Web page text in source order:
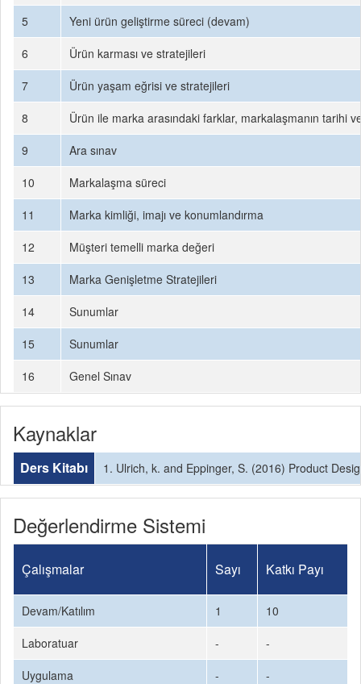
5
Yeni ürün geliştirme süreci (devam)
6
Ürün karması ve stratejileri
7
Ürün yaşam eğrisi ve stratejileri
8
Ürün ile marka arasındaki farklar, markalaşmanın tarihi
9
Ara sınav
10
Markalaşma süreci
11
Marka kimliği, imajı ve konumlandırma
12
Müşteri temelli marka değeri
13
Marka Genişletme Stratejileri
14
Sunumlar
15
Sunumlar
16
Genel Sınav
Kaynaklar
Ders Kitabı 1. Ulrich, k. and Eppinger, S. (2016) Product
Değerlendirme Sistemi
Çalışmalar Sayı Katkı Payı
Devam/Katılım 1
10
Laboratuar
-
-
Uygulama
-
-